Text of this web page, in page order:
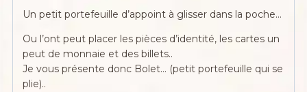
Un petit portefeuille d’appoint à glisser dans la poche…
Ou l’ont peut placer les pièces d’identité, les cartes un
peut de monnaie et des billets..
Je vous présente donc Bolet… (petit portefeuille qui se
plie)..